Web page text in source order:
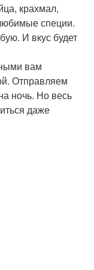
крахмал,
специи.
И вкус будет
вам
Отправляем
ночь. Но весь
даже